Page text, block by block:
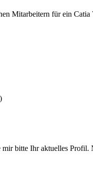
Mitarbeitern für ein
mir bitte Ihr aktuelles